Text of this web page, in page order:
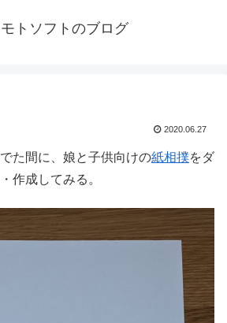
トソフトのブログ
2020.06.27
た間に、娘と子供向けの紙相撲をダ
作成してみる。